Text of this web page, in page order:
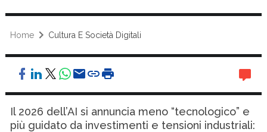
Home Cultura E Società Digitali
Il 2026 dell’AI si annuncia meno “tecnologico” e
più guidato da investimenti e tensioni industriali: